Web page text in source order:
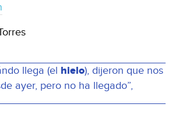
llega (el hielo), dijeron que nos
ayer, pero no ha llegado”,